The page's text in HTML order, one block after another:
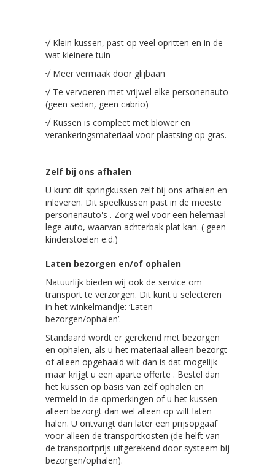
√ Klein kussen, past op veel opritten en in de
wat kleinere tuin
√ Meer vermaak door glijbaan
√ Te vervoeren met vrijwel elke personenauto
(geen sedan, geen cabrio)
√ Kussen is compleet met blower en
verankeringsmateriaal voor plaatsing op gras.
Zelf bij ons afhalen
U kunt dit springkussen zelf bij ons afhalen en
inleveren. Dit speelkussen past in de meeste
personenauto's . Zorg wel voor een helemaal
lege auto, waarvan achterbak plat kan. ( geen
kinderstoelen e.d.)
Laten bezorgen en/of ophalen
Natuurlijk bieden wij ook de service om
transport te verzorgen. Dit kunt u selecteren
in het winkelmandje: ‘Laten
bezorgen/ophalen’.
Standaard wordt er gerekend met bezorgen
en ophalen, als u het materiaal alleen bezorgt
of alleen opgehaald wilt dan is dat mogelijk
maar krijgt u een aparte offerte . Bestel dan
het kussen op basis van zelf ophalen en
vermeld in de opmerkingen of u het kussen
alleen bezorgt dan wel alleen op wilt laten
halen. U ontvangt dan later een prijsopgaaf
voor alleen de transportkosten (de helft van
de transportprijs uitgerekend door systeem bij
bezorgen/ophalen).